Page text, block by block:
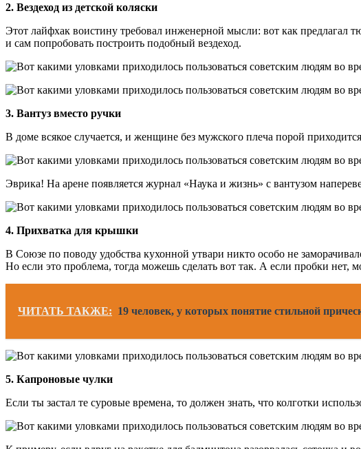
2. Вездеход из детской коляски
Этот лайфхак воистину требовал инженерной мысли: вот как предлагал
и сам попробовать построить подобный вездеход.
3. Вантуз вместо ручки
В доме всякое случается, и женщине без мужского плеча порой
Эврика! На арене появляется журнал «Наука и жизнь» с вантузом
4. Прихватка для крышки
В Союзе по поводу удобства кухонной утвари никто особо не
Но если это проблема, тогда можешь сделать вот так. А если пробки нет,
ЧИТАТЬ ТАКЖЕ: 19 человек, у которых понятие стильной
5. Капроновые чулки
Если ты застал те суровые времена, то должен знать, что колготки